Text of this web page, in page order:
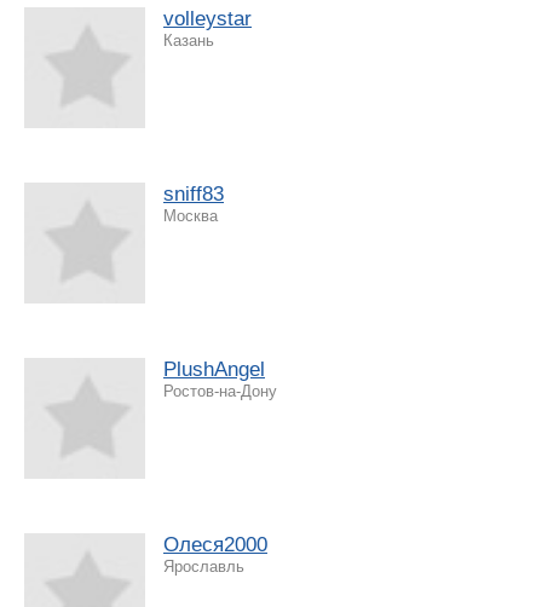
volleystar
Казань
sniff83
Москва
PlushAngel
Ростов-на-Дону
Олеся2000
Ярославль